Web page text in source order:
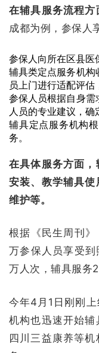
在辅具服务流程方
成都为例，参保人
参保人向所在区县医
辅具类定点服务机构
员上门进行适配评估
参保人员根据自身需
人员的专业建议，确
辅具定点服务机构
务。
在具体服务方面，
安装、教学辅具使
维护等。
根据《民生周刊
万参保人员享受
万人次，辅具服务
今年4月1日刚刚
机构也迅速开始辅
四川三益康养等